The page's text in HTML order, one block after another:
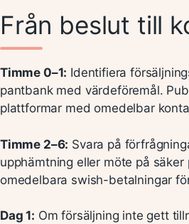
Från beslut till
Timme 0–1: Identifiera
pantbank med värdeföremål.
plattformar med omedelbar
Timme 2–6: Svara på
upphämtning eller möte på
omedelbara swish-betalningar
Dag 1: Om försäljning inte gett